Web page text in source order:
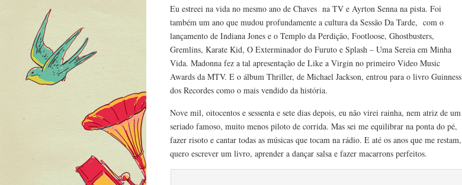
Eu estreei na vida no mesmo ano de Chaves na TV e Ayrton Senna na pista. Foi
também um ano que mudou profundamente a cultura da Sessão Da Tarde, com o
lançamento de Indiana Jones e o Templo da Perdição, Footloose, Ghostbusters,
Gremlins, Karate Kid, O Exterminador do Furuto e Splash – Uma Sereia em Minha
Vida. Madonna fez a tal apresentação de Like a Virgin no primeiro Video Music
Awards da MTV. E o álbum Thriller, de Michael Jackson, entrou para o livro Guinness
dos Recordes como o mais vendido da história.
Nove mil, oitocentos e sessenta e sete dias depois, eu não virei rainha, nem atriz de um
seriado famoso, muito menos piloto de corrida. Mas sei me equilibrar na ponta do pé,
fazer risoto e cantar todas as músicas que tocam na rádio. E até os anos que me restam,
quero escrever um livro, aprender a dançar salsa e fazer macarrons perfeitos.